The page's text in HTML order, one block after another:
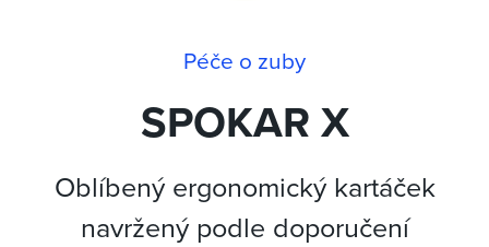
Péče o zuby
SPOKAR X
Oblíbený ergonomický kartáček
navržený podle doporučení